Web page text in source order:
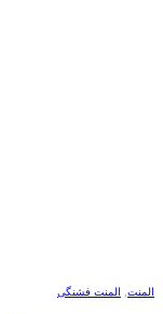
المنت, المنت فشنگی